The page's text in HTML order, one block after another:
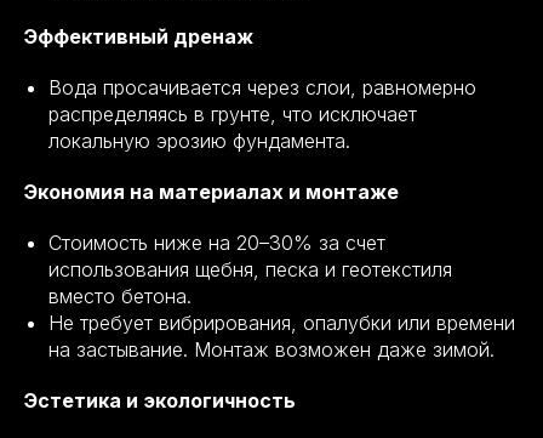
Эффективный дренаж
Вода просачивается через слои, равномерно
распределяясь в грунте, что исключает
локальную эрозию фундамента.
Экономия на материалах и монтаже
Стоимость ниже на 20–30% за счет
использования щебня, песка и геотекстиля
вместо бетона.
Не требует вибрирования, опалубки или времени
на застывание. Монтаж возможен даже зимой.
Эстетика и экологичность